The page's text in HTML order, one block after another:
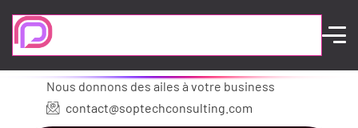
Nous donnons des ailes à votre business
contact@soptechconsulting.com